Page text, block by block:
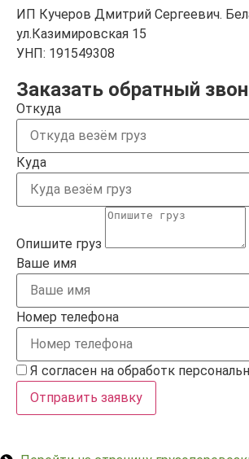
ИП Кучеров Дмитрий Сергеевич.
ул.Казимировская 15
УНП: 191549308
Заказать обратный
Откуда
Куда
Опишите груз
Ваше имя
Номер телефона
Я согласен на обработк
Отправить заявку